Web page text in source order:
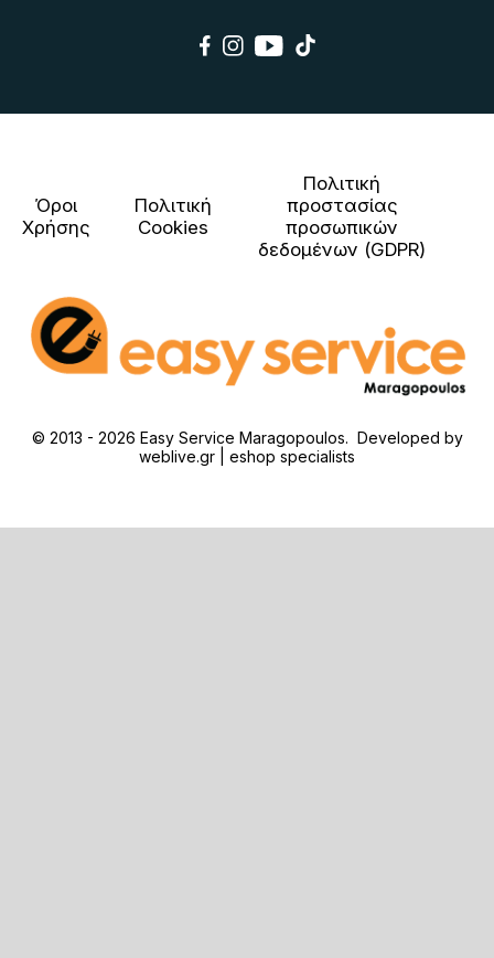
Όροι
Χρήσης
Πολιτική
Cookies
Πολιτική
προστασίας
προσωπικών
δεδομένων (GDPR)
© 2013 - 2026 Easy Service Maragopoulos. Developed by
weblive.gr | eshop specialists